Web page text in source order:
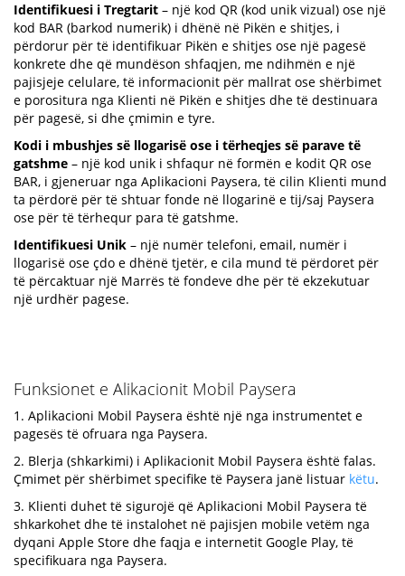
Identifikuesi i Tregtarit – një kod QR (kod unik vizual) ose një
kod BAR (barkod numerik) i dhënë në Pikën e shitjes, i
përdorur për të identifikuar Pikën e shitjes ose një pagesë
konkrete dhe që mundëson shfaqjen, me ndihmën e një
pajisjeje celulare, të informacionit për mallrat ose shërbimet
e porositura nga Klienti në Pikën e shitjes dhe të destinuara
për pagesë, si dhe çmimin e tyre.
Kodi i mbushjes së llogarisë ose i tërheqjes së parave të
gatshme – një kod unik i shfaqur në formën e kodit QR ose
BAR, i gjeneruar nga Aplikacioni Paysera, të cilin Klienti mund
ta përdorë për të shtuar fonde në llogarinë e tij/saj Paysera
ose për të tërhequr para të gatshme.
Identifikuesi Unik – një numër telefoni, email, numër i
llogarisë ose çdo e dhënë tjetër, e cila mund të përdoret për
të përcaktuar një Marrës të fondeve dhe për të ekzekutuar
një urdhër pagese.
Funksionet e Alikacionit Mobil Paysera
1. Aplikacioni Mobil Paysera është një nga instrumentet e
pagesës të ofruara nga Paysera.
2. Blerja (shkarkimi) i Aplikacionit Mobil Paysera është falas.
Çmimet për shërbimet specifike të Paysera janë listuar këtu.
3. Klienti duhet të sigurojë që Aplikacioni Mobil Paysera të
shkarkohet dhe të instalohet në pajisjen mobile vetëm nga
dyqani Apple Store dhe faqja e internetit Google Play, të
specifikuara nga Paysera.